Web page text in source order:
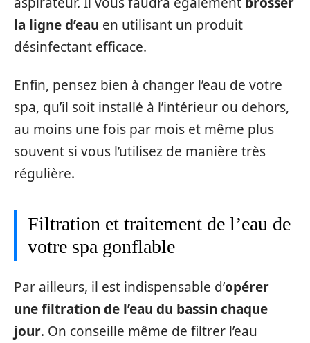
la ligne d’eau en utilisant un produit
désinfectant efficace.
Enfin, pensez bien à changer l’eau de votre
spa, qu’il soit installé à l’intérieur ou dehors,
au moins une fois par mois et même plus
souvent si vous l’utilisez de manière très
régulière.
Filtration et traitement de l’eau de
votre spa gonflable
Par ailleurs, il est indispensable d’opérer
une filtration de l’eau du bassin chaque
jour. On conseille même de filtrer l’eau